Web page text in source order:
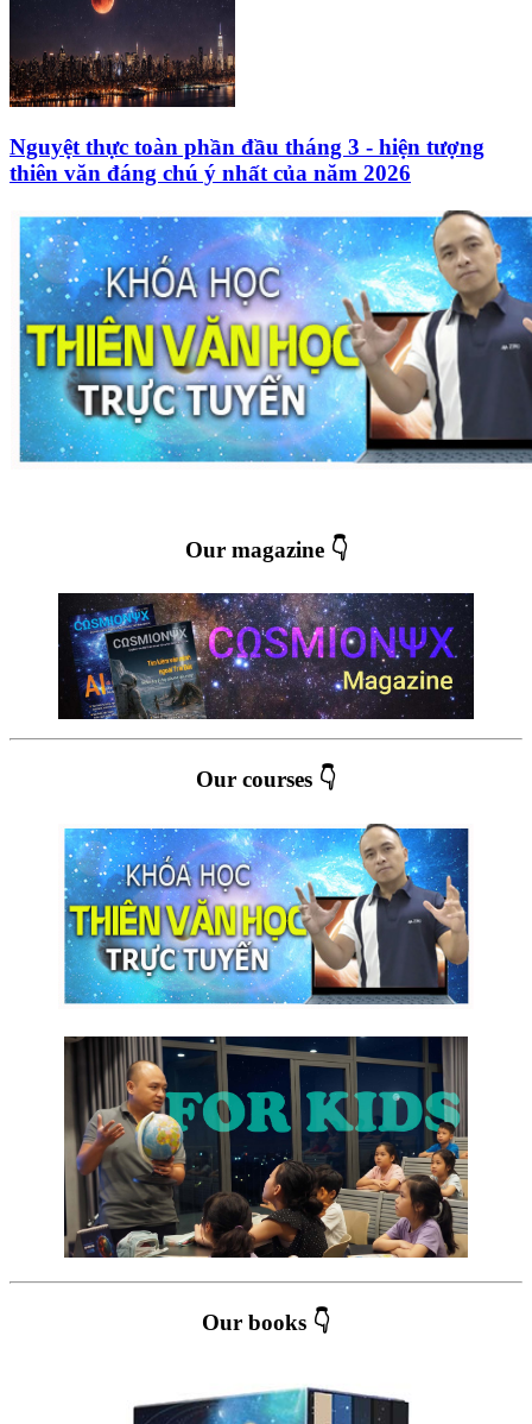
Nguyệt thực toàn phần đầu tháng 3 - hiện tượng
thiên văn đáng chú ý nhất của năm 2026
Our magazine 👇
Our courses 👇
Our books 👇